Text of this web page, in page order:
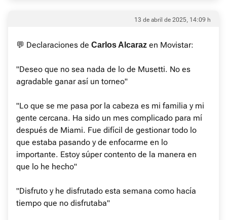
13 de abril de 2025, 14:09 h
💬 Declaraciones de Carlos Alcaraz en Movistar:
"Deseo que no sea nada de lo de Musetti. No es
agradable ganar así un torneo"
"Lo que se me pasa por la cabeza es mi familia y mi
gente cercana. Ha sido un mes complicado para mí
después de Miami. Fue difícil de gestionar todo lo
que estaba pasando y de enfocarme en lo
importante. Estoy súper contento de la manera en
que lo he hecho"
"Disfruto y he disfrutado esta semana como hacía
tiempo que no disfrutaba"